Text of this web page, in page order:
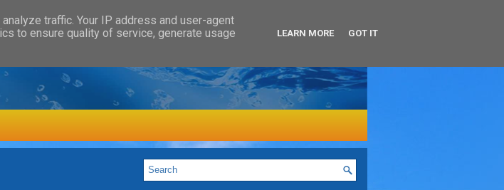
traffic. Your IP address and user-agent
to ensure quality of service, generate usage
LEARN MORE GOT IT